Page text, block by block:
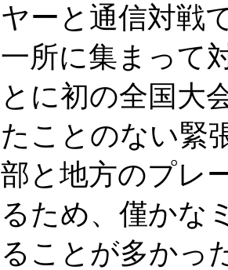
ヤーと通信対戦
一所に集まって
とに初の全国大
たことのない緊
部と地方のプレ
るため、僅かな
ることが多かっ